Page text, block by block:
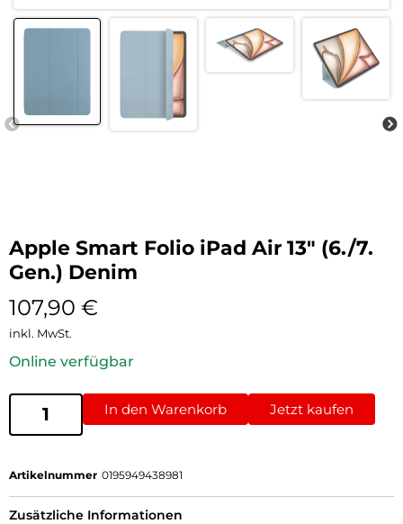
Apple Smart Folio iPad Air 13″ (6./7.
Gen.) Denim
107,90 €
inkl. MwSt.
Online verfügbar
In den Warenkorb Jetzt kaufen
Artikelnummer 0195949438981
Zusätzliche Informationen